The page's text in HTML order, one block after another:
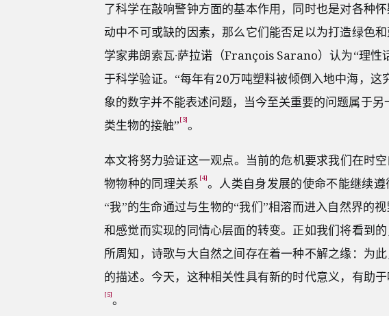
了科学在敲响警钟方面的基本作用，同时也是对各种
动中不可或缺的因素，那么它们能否足以为打造绿色
学家弗朗索瓦∙萨拉诺（François Sarano）认为“理性
于科学验证。“每年有20万吨塑料被倾倒入地中海，
象的数字并不能表述问题，当今至关重要的问题属于
类生物的接触”[3]。
本文将努力验证这一观点。当前的危机要求我们在时
物物种的同理关系 [4]。人类自身发展的使命不能继续遵
“我”的生命通过与生物的“我们”相溶而进入自然界的
和感觉而实现的同情心层面的转变。正如我们将看到
所周知，诗歌与大自然之间存在着一种不解之缘：为
的描述。今天，这种相关性具有新的时代意义，有助
[5]。